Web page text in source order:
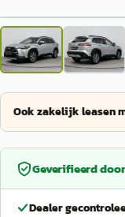
Ook zakelijk leasen
Geverifieerd
Dealer